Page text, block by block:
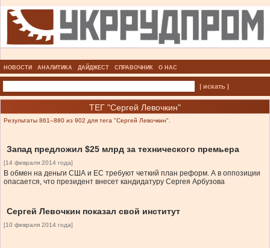
НОВОСТИ АНАЛИТИКА ДАЙДЖЕСТ СПРАВОЧНИК О НАС
| искать |
ТЕГ "Сергей Левочкин"
Результаты 861–880 из 902 для тега "Сергей Левочкин".
Запад предложил $25 млрд за технического премьера
[14 февраля 2014 года]
В обмен на деньги США и ЕС требуют четкий план реформ. А в оппозиции
опасается, что президент внесет кандидатуру Сергея Арбузова
Сергей Левочкин показал свой институт
[10 февраля 2014 года]